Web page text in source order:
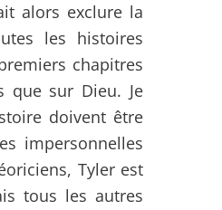
alors exclure la
les histoires
chapitres
que sur Dieu. Je
doivent être
impersonnelles
Tyler est
tous les autres